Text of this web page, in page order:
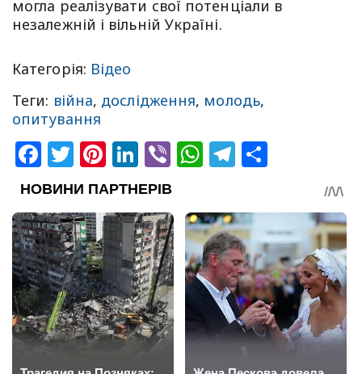
могла реалізувати свої потенціали в
незалежній і вільній Україні.
Категорія: Відео
Теги: війна, дослідження, молодь,
опитування
Facebook
Twitter
Pinterest
LinkedIn
ViberWhatsApp
Telegram